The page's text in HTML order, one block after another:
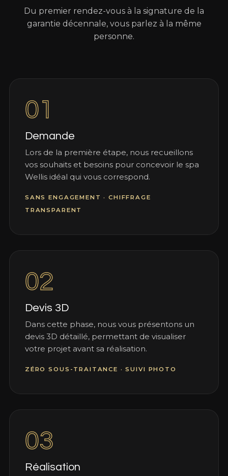
Du premier rendez-vous à la signature de la
garantie décennale, vous parlez à la même
personne.
01
Demande
Lors de la première étape, nous recueillons
vos souhaits et besoins pour concevoir le spa
Wellis idéal qui vous correspond.
SANS ENGAGEMENT · CHIFFRAGE
TRANSPARENT
02
Devis 3D
Dans cette phase, nous vous présentons un
devis 3D détaillé, permettant de visualiser
votre projet avant sa réalisation.
ZÉRO SOUS-TRAITANCE · SUIVI PHOTO
03
Réalisation